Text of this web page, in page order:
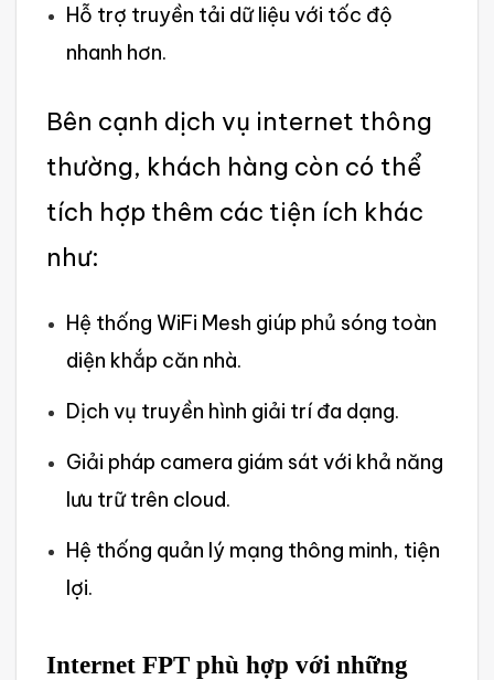
Hỗ trợ truyền tải dữ liệu với tốc độ
nhanh hơn.
B‌ên cạnh dịch vụ inte‌rnet thông
thườ‌ng, khách hàng còn có thể
tích hợp thêm các tiện ích khác
như:
Hệ thốn‌g WiFi Mesh giúp phủ sóng toàn
diện khắp căn nhà.
Dịch vụ truyền hình giải trí đa dạng.
Giải pháp camera giám sát với khả năng
lưu trữ trên cloud.‌
Hệ thống quản lý mạng thông minh, tiện
lợi.
‌Intern‌et FPT phù hợp với những